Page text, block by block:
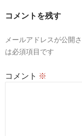
ョ
コメントを残す
メールアドレスが公開
は必須項目です
コメント ※